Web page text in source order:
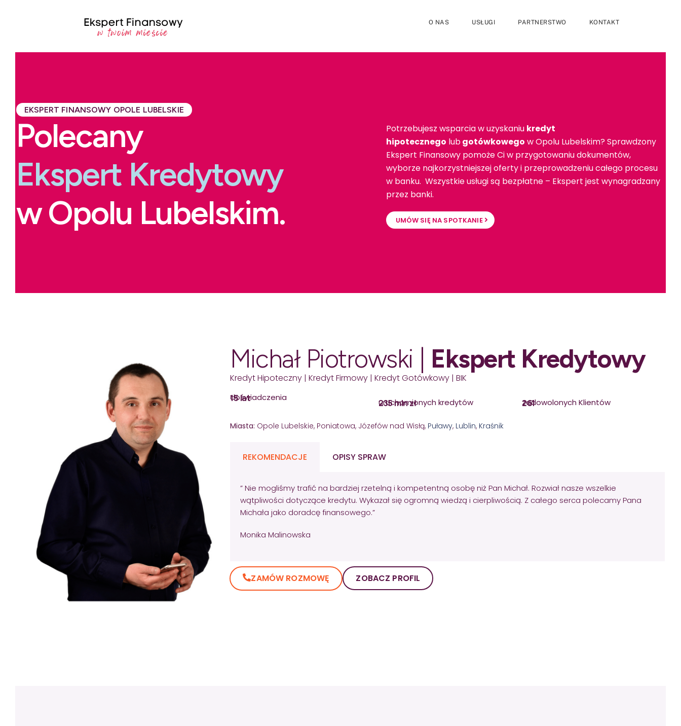
O NAS USŁUGI PARTNERSTWO KONTAKT
EKSPERT FINANSOWY OPOLE LUBELSKIE
Polecany
Ekspert Kredytowy
w Opolu Lubelskim.
Potrzebujesz wsparcia w uzyskaniu kredyt
hipotecznego lubgotówkowego w Opolu Lubelskim? Sprawdzony
Ekspert Finansowy pomoże Ci w przygotowaniu dokumentów,
wyborze najkorzystniejszej oferty i przeprowadzeniu całego procesu
w banku. Wszystkie usługi są bezpłatne – Ekspert jest wynagradzany
przez banki.
UMÓW SIĘ NA SPOTKANIE
Michał Piotrowski | Ekspert Kredytowy
Kredyt Hipoteczny | Kredyt Firmowy | Kredyt Gotówkowy | BIK
15 lat
doświadczenia
235 mln zł
uruchomionych kredytów 261
zadowolonych Klientów
Miasta: Opole Lubelskie, Poniatowa, Józefów nad Wisłą, Puławy, Lublin, Kraśnik
REKOMENDACJE OPISY SPRAW
” Nie mogliśmy trafić na bardziej rzetelną i kompetentną osobę niż Pan Michał. Rozwiał nasze wszelkie
wątpliwości dotyczące kredytu. Wykazał się ogromną wiedzą i cierpliwością. Z całego serca polecamy Pana
Michała jako doradcę finansowego.”
Monika Malinowska
ZAMÓW ROZMOWĘ ZOBACZ PROFIL